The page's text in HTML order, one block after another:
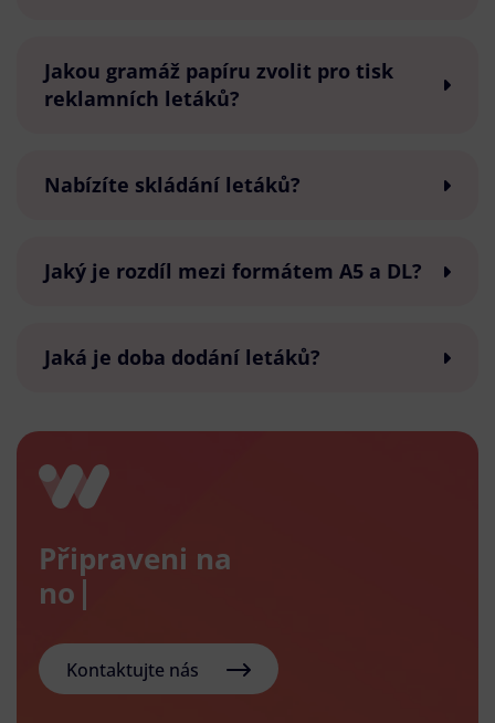
Jakou gramáž papíru zvolit pro tisk
reklamních letáků?
Nabízíte skládání letáků?
Jaký je rozdíl mezi formátem A5 a DL?
Jaká je doba dodání letáků?
Připraveni na
nový e-
Kontaktujte nás